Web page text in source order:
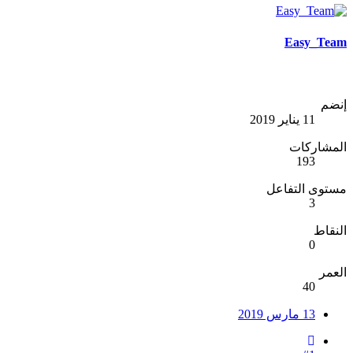
Easy_Team
إنضم
11 يناير 2019
المشاركات
193
مستوى التفاعل
3
النقاط
0
العمر
40
13 مارس 2019